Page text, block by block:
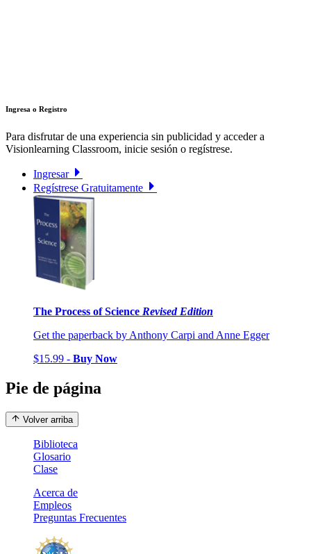
Ingresa o Registro
Para disfrutar de una experiencia sin publicidad y acceder a
Visionlearning Classroom, inicie sesión o regístrese.
Ingresar
Regístrese Gratuitamente
The Process of Science Revised Edition
Get the paperback by Anthony Carpi and Anne Egger
$15.99 - Buy Now
Pie de página
Volver arriba
Biblioteca
Glosario
Clase
Acerca de
Empleos
Preguntas Frecuentes